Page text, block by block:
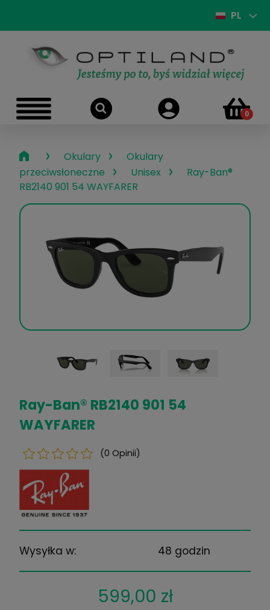
PL
› Okulary ›
Okulary
przeciwsłoneczne
› Unisex ›
Ray-Ban®
RB2140 901 54 WAYFARER
Ray-Ban® RB2140 901 54
WAYFARER